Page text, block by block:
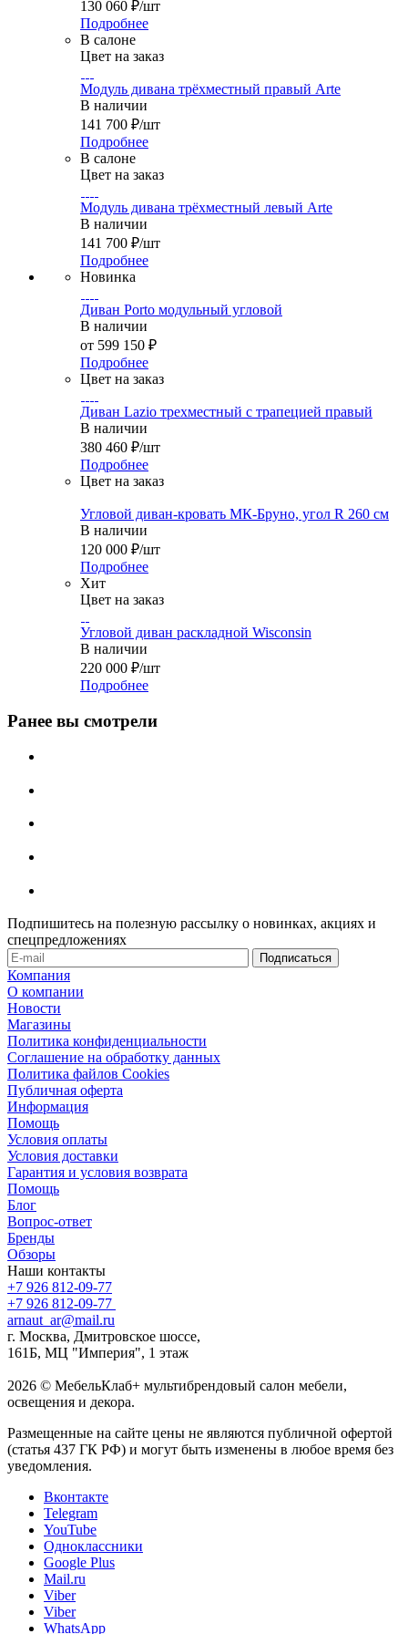
130 060 ₽/шт
Подробнее
В салоне
Цвет на заказ
Модуль дивана трёхместный правый Arte
В наличии
141 700 ₽/шт
Подробнее
В салоне
Цвет на заказ
Модуль дивана трёхместный левый Arte
В наличии
141 700 ₽/шт
Подробнее
Новинка
Диван Porto модульный угловой
В наличии
от 599 150 ₽
Подробнее
Цвет на заказ
Диван Lazio трехместный с трапецией правый
В наличии
380 460 ₽/шт
Подробнее
Цвет на заказ
Угловой диван-кровать МК-Бруно, угол R 260 см
В наличии
120 000 ₽/шт
Подробнее
Хит
Цвет на заказ
Угловой диван раскладной Wisconsin
В наличии
220 000 ₽/шт
Подробнее
Ранее вы смотрели
Подпишитесь на полезную рассылку о новинках, акциях и
спецпредложениях
Компания
О компании
Новости
Магазины
Политика конфиденциальности
Соглашение на обработку данных
Политика файлов Cookies
Публичная оферта
Информация
Помощь
Условия оплаты
Условия доставки
Гарантия и условия возврата
Помощь
Блог
Вопрос-ответ
Бренды
Обзоры
Наши контакты
+7 926 812-09-77
+7 926 812-09-77
arnaut_ar@mail.ru
г. Москва, Дмитровское шоссе,
161Б, МЦ "Империя", 1 этаж
2026 © МебельКлаб+ мультибрендовый салон мебели,
освещения и декора.
Размещенные на сайте цены не являются публичной офертой
(статья 437 ГК РФ) и могут быть изменены в любое время без
уведомления.
Вконтакте
Telegram
YouTube
Одноклассники
Google Plus
Mail.ru
Viber
Viber
WhatsApp